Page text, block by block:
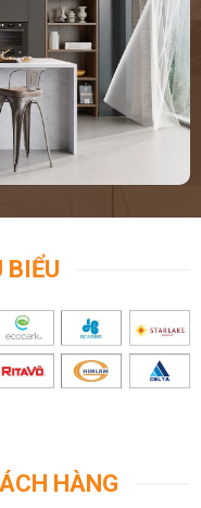
BIỂU
HÀNG